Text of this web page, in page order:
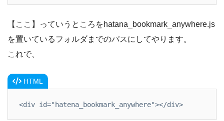
【ここ】っていうところをhatana_bookmark_anywhere.js
を置いているフォルダまでのパスにしてやります。
これで、
HTML
<div id="hatena_bookmark_anywhere"></div>